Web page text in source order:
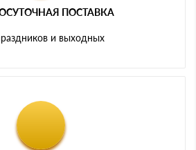
ПОСТАВКА
и выходных